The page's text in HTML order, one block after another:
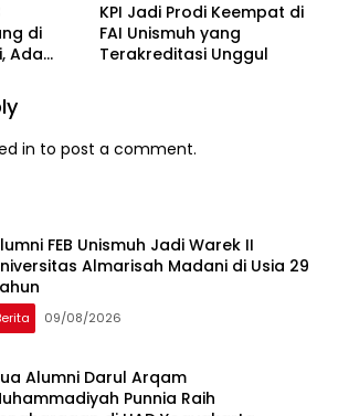
di
Ada
KPI Jadi Prodi Keempat di
FAI Unismuh yang
Terakreditasi Unggul
in to post a comment.
FEB Unismuh Jadi Warek II
Almarisah Madani di Usia 29
09/08/2026
Alumni Darul Arqam
Punnia Raih